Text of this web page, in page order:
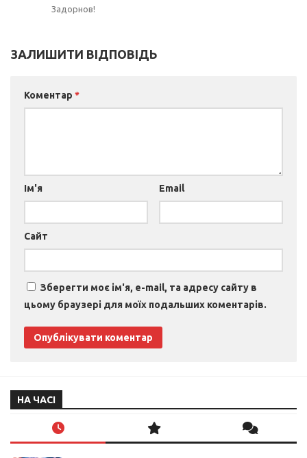
Задорнов!
ЗАЛИШИТИ ВІДПОВІДЬ
Коментар *
Ім'я Email
Сайт
Зберегти моє ім'я, e-mail, та адресу сайту в
цьому браузері для моїх подальших коментарів.
НА ЧАСІ